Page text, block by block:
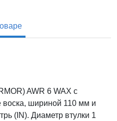
AWR 6 WAX с
шириной 110 мм и
(IN). Диаметр втулки 1